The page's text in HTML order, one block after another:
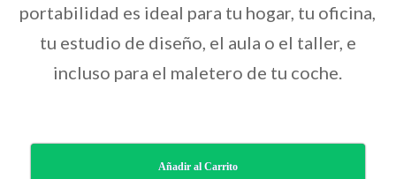
portabilidad es ideal para tu hogar, tu oficina,
tu estudio de diseño, el aula o el taller, e
incluso para el maletero de tu coche.
Añadir al Carrito